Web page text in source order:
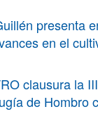
presenta
en el
clausura la
de Hombro